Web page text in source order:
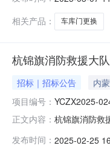
制，也可以用
相关产品：
车库门更换
杭锦旗消防救援大
招标｜招标公告 内
项目编号： YCZX2025-
正文内容： 杭锦旗消防救
防救援大队专
发布时间： 2025-02-25